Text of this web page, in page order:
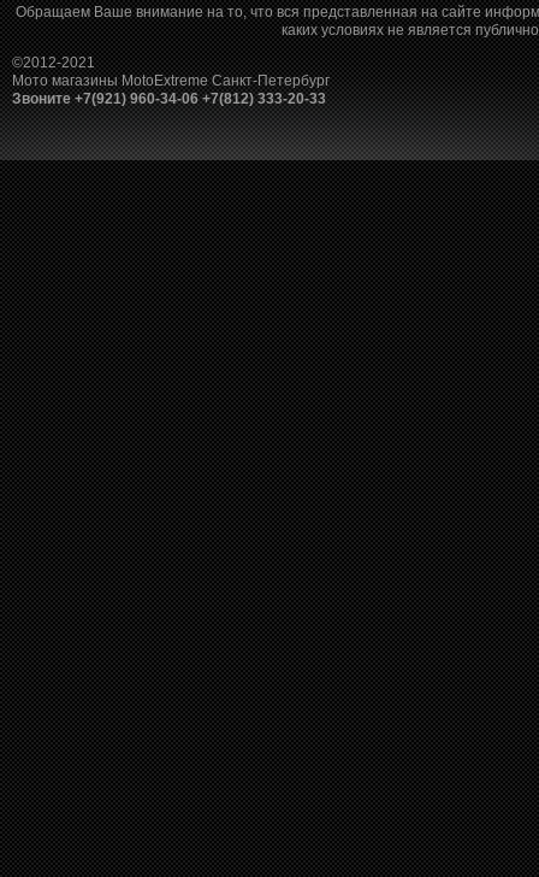
Обращаем Ваше внимание на то, что вся представленная на сайте
каких условиях не является
©2012-2021
Мото магазины MotoExtreme Санкт-Петербург
Звоните +7(921) 960-34-06 +7(812) 333-20-33